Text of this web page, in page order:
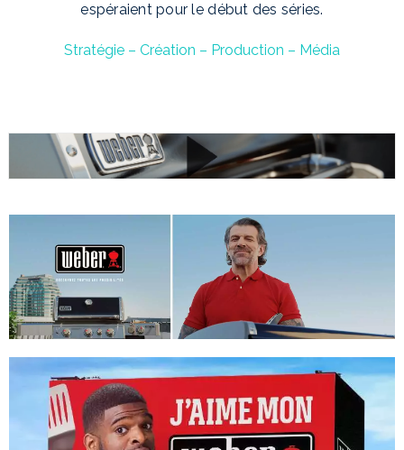
espéraient pour le début des séries.
Stratégie – Création – Production – Média